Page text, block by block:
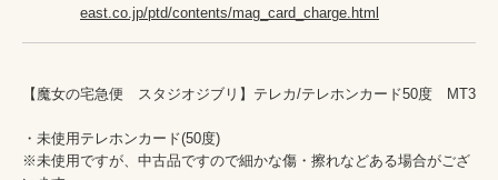
east.co.jp/ptd/contents/mag_card_charge.html
【魔女の宅急便　スタジオジブリ】テレカ/テレホンカード50度　MT3
・未使用テレホンカード(50度)
※未使用ですが、中古品ですので細かな傷・擦れなどある場合がござ